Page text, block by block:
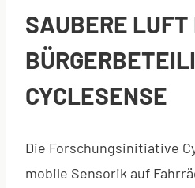
SAUBERE LUFT
CYCLESENSE
Die Forschungsinitiative
mobile Sensorik auf